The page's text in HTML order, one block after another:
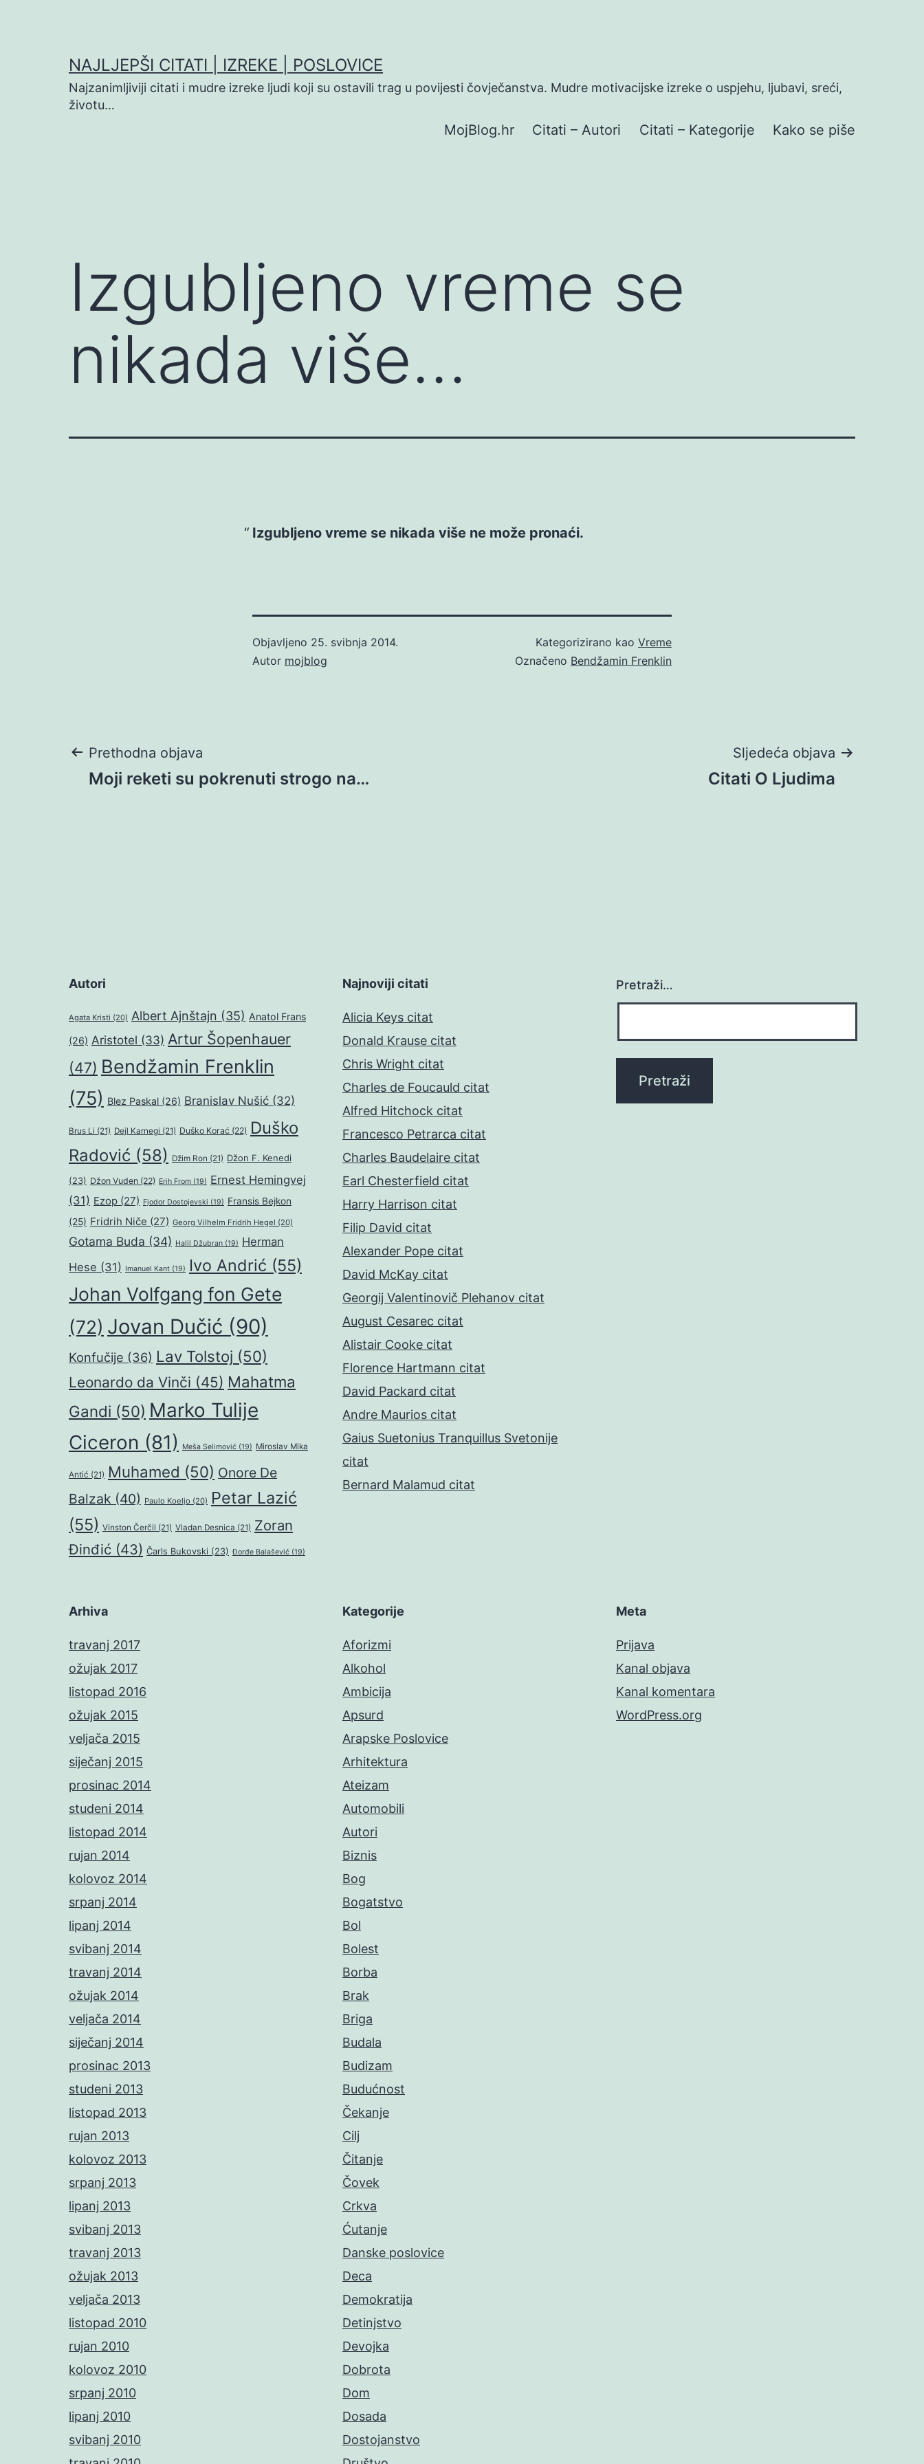
NAJLJEPŠI CITATI | IZREKE | POSLOVICE
Najzanimljiviji citati i mudre izreke ljudi koji su ostavili trag u povijesti čovječanstva. Mudre motivacijske izreke o uspjehu, ljubavi, sreći,
životu…
MojBlog.hr Citati – Autori Citati – Kategorije Kako se piše
Izgubljeno vreme se
nikada više…
Izgubljeno vreme se nikada više ne može pronaći.
Objavljeno 25. svibnja 2014.
Autor mojblog
Kategorizirano kao Vreme
Označeno Bendžamin Frenklin
Navigacija
Prethodna objava
Moji reketi su pokrenuti strogo na…
Sljedeća objava
Citati O Ljudima
Autori
Agata Kristi (20) Albert Ajnštajn (35) Anatol Frans
(26) Aristotel (33) Artur Šopenhauer
(47) Bendžamin Frenklin
(75) Blez Paskal (26) Branislav Nušić (32)
Brus Li (21) Dejl Karnegi (21) Duško Korać (22) Duško
Radović (58) Džim Ron (21) Džon F. Kenedi
(23) Džon Vuden (22) Erih From (19) Ernest Hemingvej
(31) Ezop (27) Fjodor Dostojevski (19) Fransis Bejkon
(25) Fridrih Niče (27) Georg Vilhelm Fridrih Hegel (20)
Gotama Buda (34) Halil Džubran (19) Herman
Hese (31) Imanuel Kant (19) Ivo Andrić (55)
Johan Volfgang fon Gete
(72) Jovan Dučić (90)
Konfučije (36) Lav Tolstoj (50)
Leonardo da Vinči (45) Mahatma
Gandi (50) Marko Tulije
Ciceron (81) Meša Selimović (19) Miroslav Mika
Antić (21) Muhamed (50) Onore De
Balzak (40) Paulo Koeljo (20) Petar Lazić
(55) Vinston Čerčil (21) Vladan Desnica (21) Zoran
Đinđić (43) Čarls Bukovski (23) Đorđe Balašević (19)
Najnoviji citati
Alicia Keys citat
Donald Krause citat
Chris Wright citat
Charles de Foucauld citat
Alfred Hitchock citat
Francesco Petrarca citat
Charles Baudelaire citat
Earl Chesterfield citat
Harry Harrison citat
Filip David citat
Alexander Pope citat
David McKay citat
Georgij Valentinovič Plehanov citat
August Cesarec citat
Alistair Cooke citat
Florence Hartmann citat
David Packard citat
Andre Maurios citat
Gaius Suetonius Tranquillus Svetonije
citat
Bernard Malamud citat
Pretraži…
Arhiva
travanj 2017
ožujak 2017
listopad 2016
ožujak 2015
veljača 2015
siječanj 2015
prosinac 2014
studeni 2014
listopad 2014
rujan 2014
kolovoz 2014
srpanj 2014
lipanj 2014
svibanj 2014
travanj 2014
ožujak 2014
veljača 2014
siječanj 2014
prosinac 2013
studeni 2013
listopad 2013
rujan 2013
kolovoz 2013
srpanj 2013
lipanj 2013
svibanj 2013
travanj 2013
ožujak 2013
veljača 2013
listopad 2010
rujan 2010
kolovoz 2010
srpanj 2010
lipanj 2010
svibanj 2010
Kategorije
Aforizmi
Alkohol
Ambicija
Apsurd
Arapske Poslovice
Arhitektura
Ateizam
Automobili
Autori
Biznis
Bog
Bogatstvo
Bol
Bolest
Borba
Brak
Briga
Budala
Budizam
Budućnost
Čekanje
Cilj
Čitanje
Čovek
Crkva
Ćutanje
Danske poslovice
Deca
Demokratija
Detinjstvo
Devojka
Dobrota
Dom
Dosada
Dostojanstvo
Meta
Prijava
Kanal objava
Kanal komentara
WordPress.org